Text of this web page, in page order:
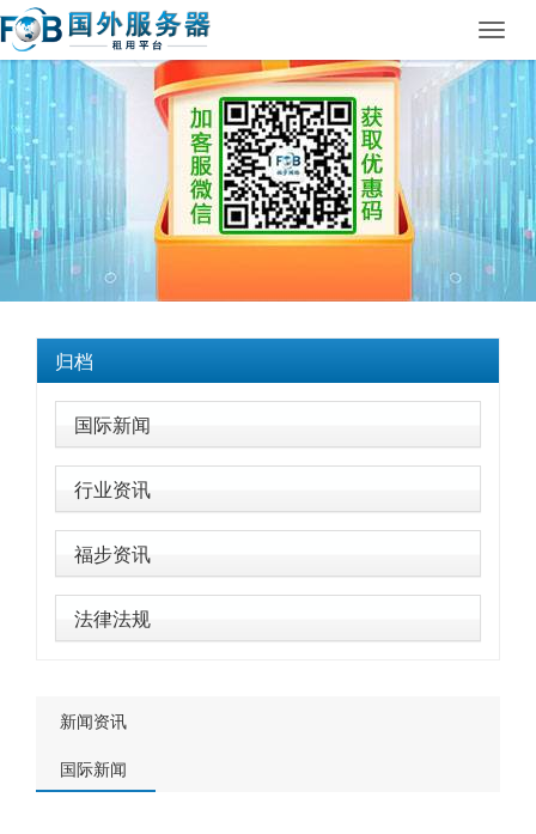
归档
国际新闻
行业资讯
福步资讯
法律法规
新闻资讯
国际新闻